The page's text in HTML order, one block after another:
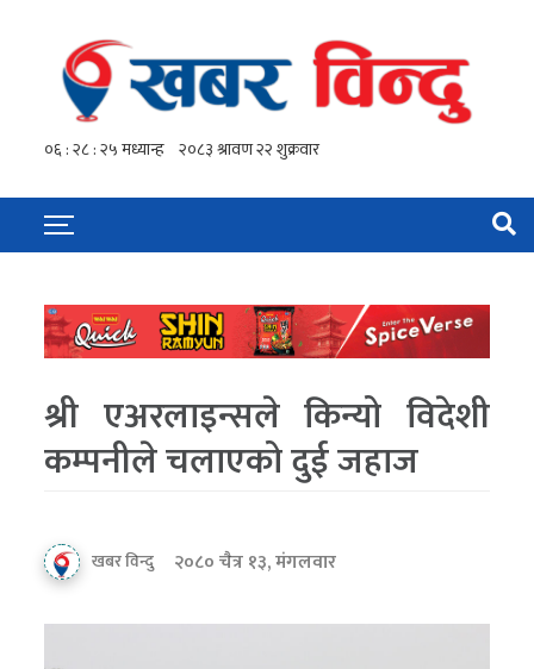
श्री एअरलाइन्सले किन्यो विदेशी
कम्पनीले चलाएको दुई जहाज
खबर विन्दु २०८० चैत्र १३, मंगलवार